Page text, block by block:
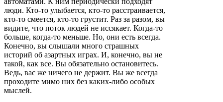
люди. Кто-то улыбается, кто-то расстраивается,
кто-то смеется, кто-то грустит. Раз за разом, вы
видите, что поток людей не иссякает. Когда-то
больше, когда-то меньше. Но, они есть всегда.
Конечно, вы слышали много страшных
историй об азартных играх. И, конечно, вы не
такой, как все. Вы обязательно остановитесь.
Ведь, вас же ничего не держит. Вы же всегда
проходите мимо них без каких-либо особых
мыслей.